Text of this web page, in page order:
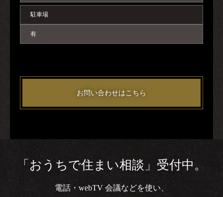
駐車場
有
お問い合わせはこちら
「おうちで住まい相談」受付中。
電話・webTV 会議などを使い、